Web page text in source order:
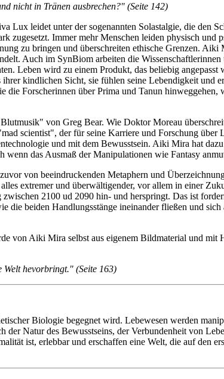
nicht in Tränen ausbrechen?" (Seite 142)
Lux leidet unter der sogenannten Solastalgie, die den
zugesetzt. Immer mehr Menschen leiden physisch
zu bringen und überschreiten ethische Grenzen. Aiki
Auch im SynBiom arbeiten die
Leben wird zu einem Produkt, das beliebig angepasst
kindlichen Sicht, sie fühlen seine Lebendigkeit und
die Forscherinnen über Prima und Tanun
von Greg Bear. Wie Doktor Moreau
scientist", der für seine Karriere und Forschung
und mit dem Bewusstsein. Aiki Mira hat
wenn das Ausmaß der Manipulationen wie Fantasy
von beeindruckenden Metaphern und
extremer und überwältigender, vor allem in einer
2100 ud 2090 hin- und herspringt. Das ist
die beiden Handlungsstänge ineinander fließen und
von Aiki Mira selbst aus eigenem Bildmaterial und
Welt hevorbringt." (Seite 163)
Biologie begegnet wird. Lebewesen werden
Natur des Bewusstseins, der Verbundenheit von
ist, erlebbar und erschaffen eine Welt, die auf den